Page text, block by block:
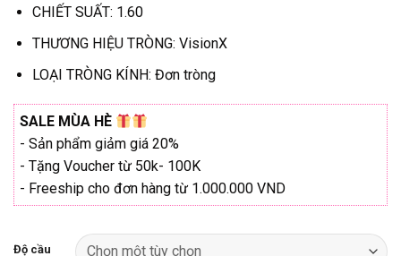
CHIẾT SUẤT: 1.60
THƯƠNG HIỆU TRÒNG: VisionX
LOẠI TRÒNG KÍNH: Đơn tròng
SALE MÙA HÈ
- Sản phẩm giảm giá 20%
- Tặng Voucher từ 50k- 100K
- Freeship cho đơn hàng từ 1.000.000 VND
Độ cầu